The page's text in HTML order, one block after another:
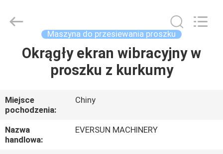
DOM
POKAZ
VR
Maszyna do przesiewania proszku
Okrągły ekran wibracyjny w
proszku z kurkumy
Miejsce
pochodzenia:
Chiny
Nazwa
handlowa:
EVERSUN MACHINERY